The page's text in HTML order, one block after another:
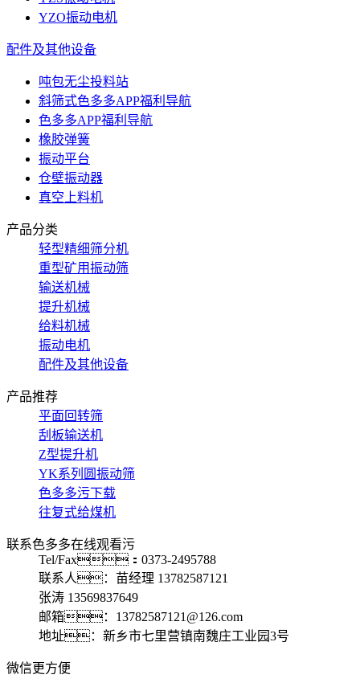
YZO振动电机
配件及其他设备
吨包无尘投料站
斜筛式色多多APP福利导航
色多多APP福利导航
橡胶弹簧
振动平台
仓壁振动器
真空上料机
产品分类
轻型精细筛分机
重型矿用振动筛
输送机械
提升机械
给料机械
振动电机
配件及其他设备
产品推荐
平面回转筛
刮板输送机
Z型提升机
YK系列圆振动筛
色多多污下载
往复式给煤机
联系色多多在线观看污
Tel/Fax：0373-2495788
联系人：苗经理 13782587121
张涛 13569837649
邮箱：13782587121@126.com
地址：新乡市七里营镇南魏庄工业园3号
微信更方便